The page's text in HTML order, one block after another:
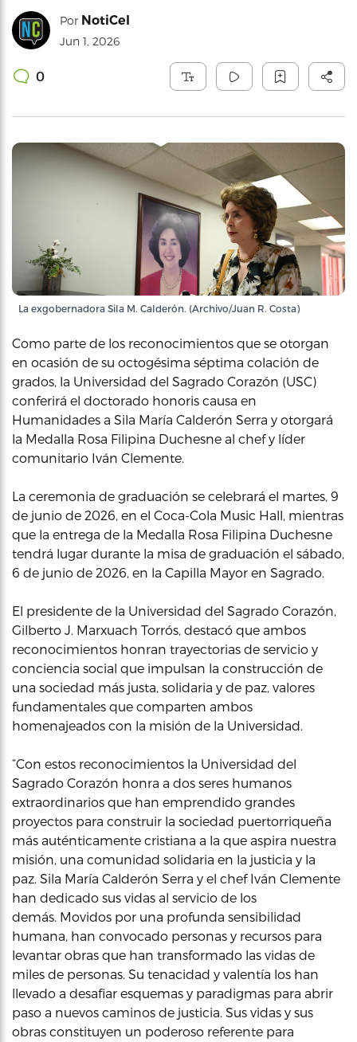
Por NotiCel
Jun 1, 2026
0
La exgobernadora Sila M. Calderón. (Archivo/Juan R. Costa)
Como parte de los reconocimientos que se otorgan
en ocasión de su octogésima séptima colación de
grados, la Universidad del Sagrado Corazón (USC)
conferirá el doctorado honoris causa en
Humanidades a Sila María Calderón Serra y otorgará
la Medalla Rosa Filipina Duchesne al chef y líder
comunitario Iván Clemente.
La ceremonia de graduación se celebrará el martes, 9
de junio de 2026, en el Coca-Cola Music Hall, mientras
que la entrega de la Medalla Rosa Filipina Duchesne
tendrá lugar durante la misa de graduación el sábado,
6 de junio de 2026, en la Capilla Mayor en Sagrado.
El presidente de la Universidad del Sagrado Corazón,
Gilberto J. Marxuach Torrós, destacó que ambos
reconocimientos honran trayectorias de servicio y
conciencia social que impulsan la construcción de
una sociedad más justa, solidaria y de paz, valores
fundamentales que comparten ambos
homenajeados con la misión de la Universidad.
“Con estos reconocimientos la Universidad del
Sagrado Corazón honra a dos seres humanos
extraordinarios que han emprendido grandes
proyectos para construir la sociedad puertorriqueña
más auténticamente cristiana a la que aspira nuestra
misión, una comunidad solidaria en la justicia y la
paz. Sila María Calderón Serra y el chef Iván Clemente
han dedicado sus vidas al servicio de los
demás. Movidos por una profunda sensibilidad
humana, han convocado personas y recursos para
levantar obras que han transformado las vidas de
miles de personas. Su tenacidad y valentía los han
llevado a desafiar esquemas y paradigmas para abrir
paso a nuevos caminos de justicia. Sus vidas y sus
obras constituyen un poderoso referente para